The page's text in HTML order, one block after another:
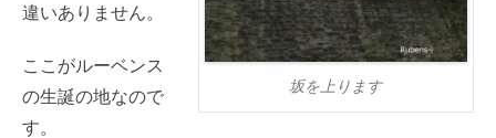
坂を上ります
違いありません。
ここがルーベンス
の生誕の地なので
す。